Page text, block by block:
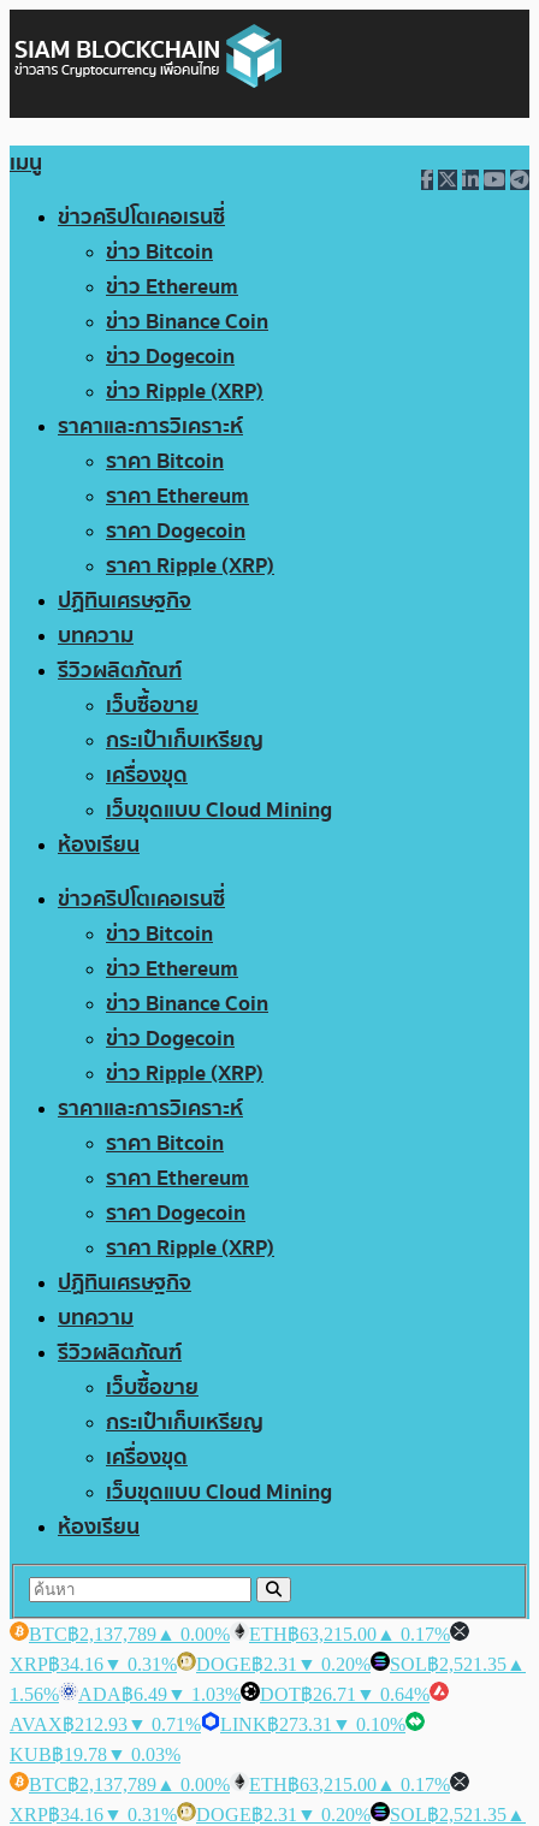
เมนู
ข่าวคริปโตเคอเรนซี่
ข่าว Bitcoin
ข่าว Ethereum
ข่าว Binance Coin
ข่าว Dogecoin
ข่าว Ripple (XRP)
ราคาและการวิเคราะห์
ราคา Bitcoin
ราคา Ethereum
ราคา Dogecoin
ราคา Ripple (XRP)
ปฏิทินเศรษฐกิจ
บทความ
รีวิวผลิตภัณฑ์
เว็บซื้อขาย
กระเป๋าเก็บเหรียญ
เครื่องขุด
เว็บขุดแบบ Cloud Mining
ห้องเรียน
ข่าวคริปโตเคอเรนซี่
ข่าว Bitcoin
ข่าว Ethereum
ข่าว Binance Coin
ข่าว Dogecoin
ข่าว Ripple (XRP)
ราคาและการวิเคราะห์
ราคา Bitcoin
ราคา Ethereum
ราคา Dogecoin
ราคา Ripple (XRP)
ปฏิทินเศรษฐกิจ
บทความ
รีวิวผลิตภัณฑ์
เว็บซื้อขาย
กระเป๋าเก็บเหรียญ
เครื่องขุด
เว็บขุดแบบ Cloud Mining
ห้องเรียน
BTC฿2,137,789 ▲ 0.00% ETH฿63,215.00 ▲ 0.17%
XRP฿34.16▼ 0.31% DOGE฿2.31 ▼ 0.20% SOL฿2,521.35 ▲
1.56%
ADA฿6.49▼ 1.03% DOT฿26.71 ▼ 0.64%
AVAX฿212.93▼ 0.71% LINK฿273.31 ▼ 0.10%
KUB฿19.78▼ 0.03%
BTC฿2,137,789 ▲ 0.00% ETH฿63,215.00 ▲ 0.17%
XRP฿34.16▼ 0.31% DOGE฿2.31 ▼ 0.20% SOL฿2,521.35 ▲